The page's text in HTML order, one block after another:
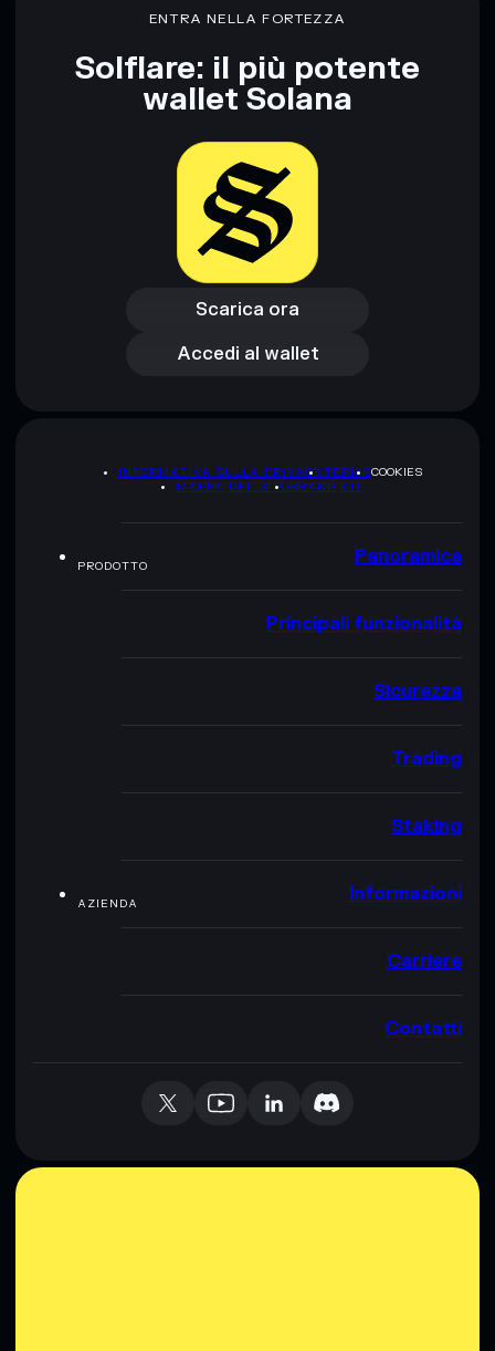
ENTRA NELLA FORTEZZA
Solflare: il più potente
wallet Solana
Scarica ora
Scarica ora
Accedi al wallet
Accedi al wallet
INFORMATIVA SULLA PRIVACYTERMSCOOKIES
MAPPA DEL SITOBRAND KIT
PRODOTTO Panoramica
Principali funzionalità
Sicurezza
Trading
Staking
AZIENDA Informazioni
Carriere
Contatti